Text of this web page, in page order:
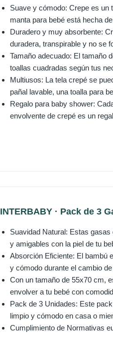
Suave y cómodo: Crepe es un
manta para bebé está hecha
Duradero y muy absorbente:
duradera, transpirable y no se
Tamaño adecuado: El tamaño
toallas cuadradas según tus
Multiusos: La tela crepé se
pañal lavable, una toalla para
Regalo para baby shower:
envolvente de crepé es un
INTERBABY · Pack de 3
Suavidad Natural: Estas
y amigables con la piel de tu
Absorción Eficiente: El bambú
y cómodo durante el cambio
Con un tamaño de 55x70 cm,
envolver a tu bebé con
Pack de 3 Unidades: Este
limpio y cómodo en casa o
Cumplimiento de Normativas